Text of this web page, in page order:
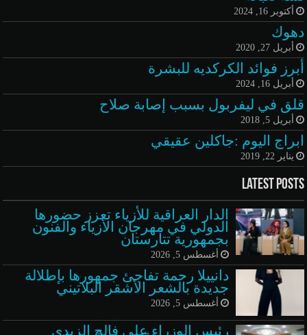
أكتوبر 16, 2024
دهوك
أبريل 27, 2020
أبرز فوائد الكركديه للبشرة
أبريل 16, 2024
قلق في ليفربول بسبب إصابة صلاح
أبريل 5, 2018
ابراج اليوم :جاكلين عقيقي
يناير 22, 2019
Latest Posts
الدار العراقية للأزياء تعزز حضورها
الدولي في مهرجان الأزياء والفنون
بجمهورية تتارستان
أغسطس 5, 2026
دانييلا رحمة تفاجئ جمهورها بإطلالة
جديدة بالشعر الأشقر البلاتيني
أغسطس 5, 2026
رئيس الوزراء علي فالح الزيدي